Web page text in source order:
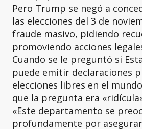
Pero Trump se negó a
las elecciones del 3 de
fraude masivo, pidiendo
promoviendo acciones
Cuando se le preguntó si
puede emitir declaraciones
elecciones libres en el
que la pregunta era
«Este departamento se
profundamente por